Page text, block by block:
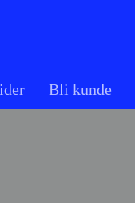
Bli kunde